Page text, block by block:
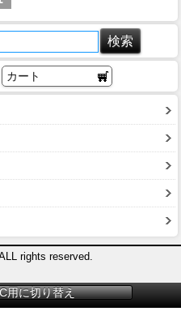
カート
rights reserved.
用に切り替え